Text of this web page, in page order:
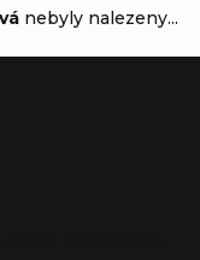
nebyly nalezeny...